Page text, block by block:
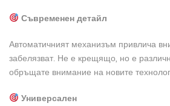
Съвременен детайл
Автоматичният механизъм привлича
забелязват. Не е крещящо, но е
обръщате внимание на новите
Универсален